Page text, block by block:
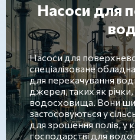
Насоси для
Насоси для
спеціалізоване
для перекачування
джерел, таких як річки,
водосховища. Вони
застосовуються у
для зрошення полів, у
господарстві для